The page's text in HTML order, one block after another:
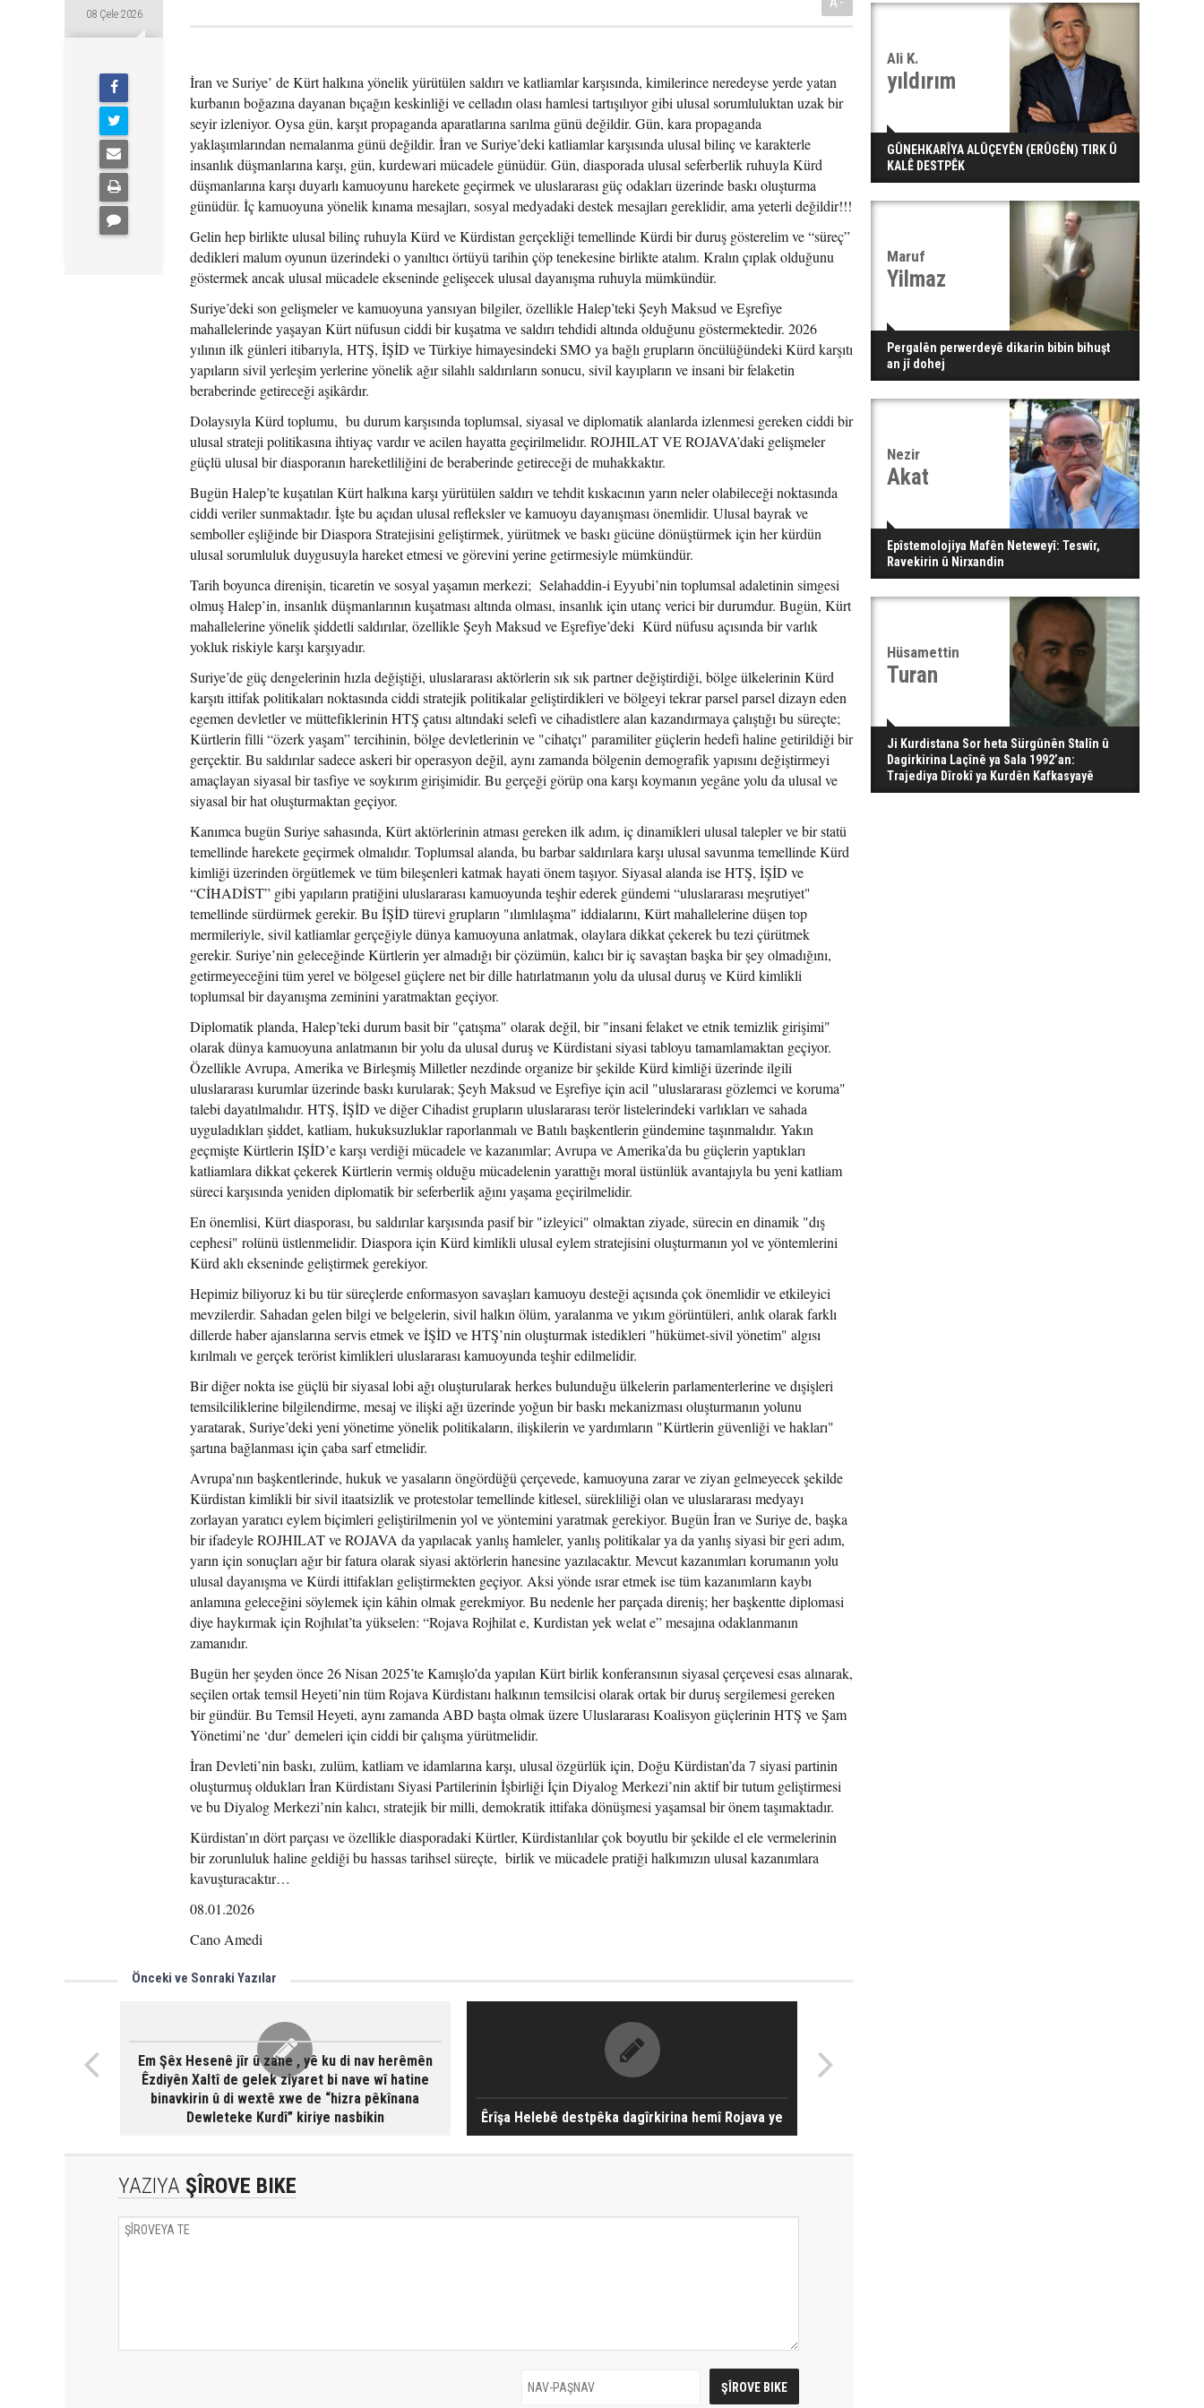
08 Çele 2026
İran ve Suriye’ de Kürt halkına yönelik yürütülen saldırı ve katliamlar karşısında, kimilerince neredeyse yerde yatan
kurbanın boğazına dayanan bıçağın keskinliği ve celladın olası hamlesi tartışılıyor gibi ulusal sorumluluktan uzak bir
seyir izleniyor. Oysa gün, karşıt propaganda aparatlarına sarılma günü değildir. Gün, kara propaganda
yaklaşımlarından nemalanma günü değildir. İran ve Suriye’deki katliamlar karşısında ulusal bilinç ve karakterle
insanlık düşmanlarına karşı, gün, kurdewari mücadele günüdür. Gün, diasporada ulusal seferberlik ruhuyla Kürd
düşmanlarına karşı duyarlı kamuoyunu harekete geçirmek ve uluslararası güç odakları üzerinde baskı oluşturma
günüdür. İç kamuoyuna yönelik kınama mesajları, sosyal medyadaki destek mesajları gereklidir, ama yeterli değildir!!!
Gelin hep birlikte ulusal bilinç ruhuyla Kürd ve Kürdistan gerçekliği temellinde Kürdi bir duruş gösterelim ve “süreç”
dedikleri malum oyunun üzerindeki o yanıltıcı örtüyü tarihin çöp tenekesine birlikte atalım. Kralın çıplak olduğunu
göstermek ancak ulusal mücadele ekseninde gelişecek ulusal dayanışma ruhuyla mümkündür.
Suriye’deki son gelişmeler ve kamuoyuna yansıyan bilgiler, özellikle Halep’teki Şeyh Maksud ve Eşrefiye
mahallelerinde yaşayan Kürt nüfusun ciddi bir kuşatma ve saldırı tehdidi altında olduğunu göstermektedir. 2026
yılının ilk günleri itibarıyla, HTŞ, İŞİD ve Türkiye himayesindeki SMO ya bağlı grupların öncülüğündeki Kürd karşıtı
yapıların sivil yerleşim yerlerine yönelik ağır silahlı saldırıların sonucu, sivil kayıpların ve insani bir felaketin
beraberinde getireceği aşikârdır.
Dolaysıyla Kürd toplumu, bu durum karşısında toplumsal, siyasal ve diplomatik alanlarda izlenmesi gereken ciddi bir
ulusal strateji politikasına ihtiyaç vardır ve acilen hayatta geçirilmelidır. ROJHILAT VE ROJAVA’daki gelişmeler
güçlü ulusal bir diasporanın hareketliliğini de beraberinde getireceği de muhakkaktır.
Bugün Halep’te kuşatılan Kürt halkına karşı yürütülen saldırı ve tehdit kıskacının yarın neler olabileceği noktasında
ciddi veriler sunmaktadır. İşte bu açıdan ulusal refleksler ve kamuoyu dayanışması önemlidir. Ulusal bayrak ve
semboller eşliğinde bir Diaspora Stratejisini geliştirmek, yürütmek ve baskı gücüne dönüştürmek için her kürdün
ulusal sorumluluk duygusuyla hareket etmesi ve görevini yerine getirmesiyle mümkündür.
Tarih boyunca direnişin, ticaretin ve sosyal yaşamın merkezi; Selahaddin-i Eyyubi’nin toplumsal adaletinin simgesi
olmuş Halep’in, insanlık düşmanlarının kuşatması altında olması, insanlık için utanç verici bir durumdur. Bugün, Kürt
mahallelerine yönelik şiddetli saldırılar, özellikle Şeyh Maksud ve Eşrefiye’deki Kürd nüfusu açısında bir varlık
yokluk riskiyle karşı karşıyadır.
Suriye’de güç dengelerinin hızla değiştiği, uluslararası aktörlerin sık sık partner değiştirdiği, bölge ülkelerinin Kürd
karşıtı ittifak politikaları noktasında ciddi stratejik politikalar geliştirdikleri ve bölgeyi tekrar parsel parsel dizayn eden
egemen devletler ve müttefiklerinin HTŞ çatısı altındaki selefi ve cihadistlere alan kazandırmaya çalıştığı bu süreçte;
Kürtlerin filli “özerk yaşam” tercihinin, bölge devletlerinin ve "cihatçı" paramiliter güçlerin hedefi haline getirildiği bir
gerçektir. Bu saldırılar sadece askeri bir operasyon değil, aynı zamanda bölgenin demografik yapısını değiştirmeyi
amaçlayan siyasal bir tasfiye ve soykırım girişimidir. Bu gerçeği görüp ona karşı koymanın yegâne yolu da ulusal ve
siyasal bir hat oluşturmaktan geçiyor.
Kanımca bugün Suriye sahasında, Kürt aktörlerinin atması gereken ilk adım, iç dinamikleri ulusal talepler ve bir statü
temellinde harekete geçirmek olmalıdır. Toplumsal alanda, bu barbar saldırılara karşı ulusal savunma temellinde Kürd
kimliği üzerinden örgütlemek ve tüm bileşenleri katmak hayati önem taşıyor. Siyasal alanda ise HTŞ, İŞİD ve
“CİHADİST” gibi yapıların pratiğini uluslararası kamuoyunda teşhir ederek gündemi “uluslararası meşrutiyet"
temellinde sürdürmek gerekir. Bu İŞİD türevi grupların "ılımlılaşma" iddialarını, Kürt mahallelerine düşen top
mermileriyle, sivil katliamlar gerçeğiyle dünya kamuoyuna anlatmak, olaylara dikkat çekerek bu tezi çürütmek
gerekir. Suriye’nin geleceğinde Kürtlerin yer almadığı bir çözümün, kalıcı bir iç savaştan başka bir şey olmadığını,
getirmeyeceğini tüm yerel ve bölgesel güçlere net bir dille hatırlatmanın yolu da ulusal duruş ve Kürd kimlikli
toplumsal bir dayanışma zeminini yaratmaktan geçiyor.
Diplomatik planda, Halep’teki durum basit bir "çatışma" olarak değil, bir "insani felaket ve etnik temizlik girişimi"
olarak dünya kamuoyuna anlatmanın bir yolu da ulusal duruş ve Kürdistani siyasi tabloyu tamamlamaktan geçiyor.
Özellikle Avrupa, Amerika ve Birleşmiş Milletler nezdinde organize bir şekilde Kürd kimliği üzerinde ilgili
uluslararası kurumlar üzerinde baskı kurularak; Şeyh Maksud ve Eşrefiye için acil "uluslararası gözlemci ve koruma"
talebi dayatılmalıdır. HTŞ, İŞİD ve diğer Cihadist grupların uluslararası terör listelerindeki varlıkları ve sahada
uyguladıkları şiddet, katliam, hukuksuzluklar raporlanmalı ve Batılı başkentlerin gündemine taşınmalıdır. Yakın
geçmişte Kürtlerin IŞİD’e karşı verdiği mücadele ve kazanımlar; Avrupa ve Amerika’da bu güçlerin yaptıkları
katliamlara dikkat çekerek Kürtlerin vermiş olduğu mücadelenin yarattığı moral üstünlük avantajıyla bu yeni katliam
süreci karşısında yeniden diplomatik bir seferberlik ağını yaşama geçirilmelidir.
En önemlisi, Kürt diasporası, bu saldırılar karşısında pasif bir "izleyici" olmaktan ziyade, sürecin en dinamik "dış
cephesi" rolünü üstlenmelidir. Diaspora için Kürd kimlikli ulusal eylem stratejisini oluşturmanın yol ve yöntemlerini
Kürd aklı ekseninde geliştirmek gerekiyor.
Hepimiz biliyoruz ki bu tür süreçlerde enformasyon savaşları kamuoyu desteği açısında çok önemlidir ve etkileyici
mevzilerdir. Sahadan gelen bilgi ve belgelerin, sivil halkın ölüm, yaralanma ve yıkım görüntüleri, anlık olarak farklı
dillerde haber ajanslarına servis etmek ve İŞİD ve HTŞ’nin oluşturmak istedikleri "hükümet-sivil yönetim" algısı
kırılmalı ve gerçek terörist kimlikleri uluslararası kamuoyunda teşhir edilmelidir.
Bir diğer nokta ise güçlü bir siyasal lobi ağı oluşturularak herkes bulunduğu ülkelerin parlamenterlerine ve dışişleri
temsilciliklerine bilgilendirme, mesaj ve ilişki ağı üzerinde yoğun bir baskı mekanizması oluşturmanın yolunu
yaratarak, Suriye’deki yeni yönetime yönelik politikaların, ilişkilerin ve yardımların "Kürtlerin güvenliği ve hakları"
şartına bağlanması için çaba sarf etmelidir.
Avrupa’nın başkentlerinde, hukuk ve yasaların öngördüğü çerçevede, kamuoyuna zarar ve ziyan gelmeyecek şekilde
Kürdistan kimlikli bir sivil itaatsizlik ve protestolar temellinde kitlesel, sürekliliği olan ve uluslararası medyayı
zorlayan yaratıcı eylem biçimleri geliştirilmenin yol ve yöntemini yaratmak gerekiyor. Bugün İran ve Suriye de, başka
bir ifadeyle ROJHILAT ve ROJAVA da yapılacak yanlış hamleler, yanlış politikalar ya da yanlış siyasi bir geri adım,
yarın için sonuçları ağır bir fatura olarak siyasi aktörlerin hanesine yazılacaktır. Mevcut kazanımları korumanın yolu
ulusal dayanışma ve Kürdi ittifakları geliştirmekten geçiyor. Aksi yönde ısrar etmek ise tüm kazanımların kaybı
anlamına geleceğini söylemek için kâhin olmak gerekmiyor. Bu nedenle her parçada direniş; her başkentte diplomasi
diye haykırmak için Rojhılat’ta yükselen: “Rojava Rojhilat e, Kurdistan yek welat e” mesajına odaklanmanın
zamanıdır.
Bugün her şeyden önce 26 Nisan 2025’te Kamışlo’da yapılan Kürt birlik konferansının siyasal çerçevesi esas alınarak,
seçilen ortak temsil Heyeti’nin tüm Rojava Kürdistanı halkının temsilcisi olarak ortak bir duruş sergilemesi gereken
bir gündür. Bu Temsil Heyeti, aynı zamanda ABD başta olmak üzere Uluslararası Koalisyon güçlerinin HTŞ ve Şam
Yönetimi’ne ‘dur’ demeleri için ciddi bir çalışma yürütmelidir.
İran Devleti’nin baskı, zulüm, katliam ve idamlarına karşı, ulusal özgürlük için, Doğu Kürdistan’da 7 siyasi partinin
oluşturmuş oldukları İran Kürdistanı Siyasi Partilerinin İşbirliği İçin Diyalog Merkezi’nin aktif bir tutum geliştirmesi
ve bu Diyalog Merkezi’nin kalıcı, stratejik bir milli, demokratik ittifaka dönüşmesi yaşamsal bir önem taşımaktadır.
Kürdistan’ın dört parçası ve özellikle diasporadaki Kürtler, Kürdistanlılar çok boyutlu bir şekilde el ele vermelerinin
bir zorunluluk haline geldiği bu hassas tarihsel süreçte, birlik ve mücadele pratiği halkımızın ulusal kazanımlara
kavuşturacaktır…
08.01.2026
Cano Amedi
Önceki ve Sonraki Yazılar
Em Şêx Hesenê jîr û zane , yê ku di nav herêmên
Êzdiyên Xaltî de gelek ziyaret bi nave wî hatine
binavkirin û di wextê xwe de “hizra pêkînana
Dewleteke Kurdî” kiriye nasbikin
Êrîşa Helebê destpêka dagîrkirina hemî Rojava ye
YAZIYA ŞÎROVE BIKE
Ali K.
yıldırım
GÛNEHKARÎYA ALÛÇEYÊN (ERÛGÊN) TIRK Û
KALÊ DESTPÊK
Maruf
Yilmaz
Pergalên perwerdeyê dikarin bibin bihuşt
an jî dohej
Nezir
Akat
Epîstemolojiya Mafên Neteweyî: Teswîr,
Ravekirin û Nirxandin
Hüsamettin
Turan
Ji Kurdistana Sor heta Sürgûnên Stalîn û
Dagirkirina Laçînê ya Sala 1992’an:
Trajediya Dîrokî ya Kurdên Kafkasyayê